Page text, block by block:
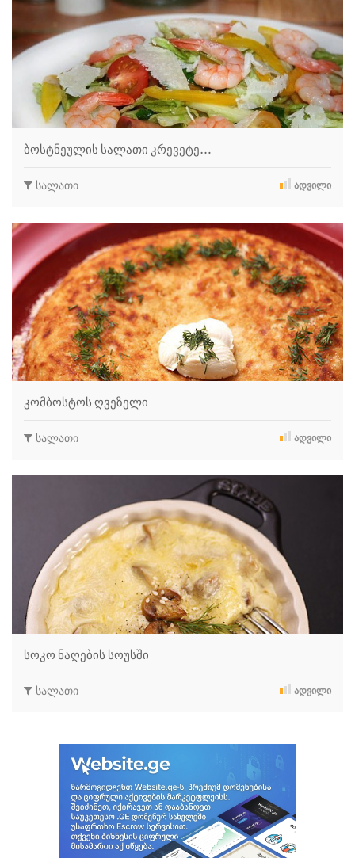
ბოსტნეულის სალათი კრევეტე…
სალათი ᲐᲓᲕᲘᲚᲘ
კომბოსტოს ღვეზელი
სალათი ᲐᲓᲕᲘᲚᲘ
სოკო ნაღების სოუსში
სალათი ᲐᲓᲕᲘᲚᲘ